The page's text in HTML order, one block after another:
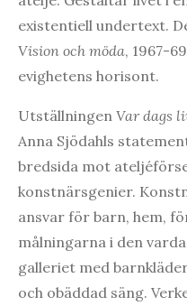
existentiell undertext.
Vision och möda, 1967-
evighetens horisont.
Utställningen Var dags
Anna Sjödahls
bredsida mot
konstnärsgenier.
ansvar för barn, hem,
målningarna i den
galleriet med
och obäddad säng.